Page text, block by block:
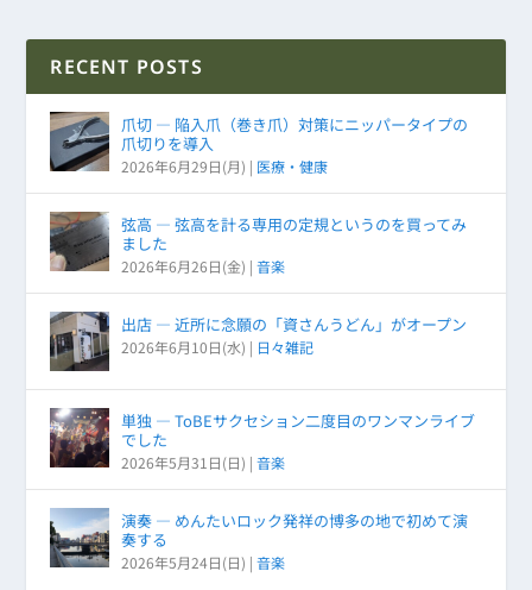
RECENT POSTS
爪切 ― 陥入爪（巻き爪）対策にニッパータイプの
爪切りを導入
2026年6月29日(月) | 医療・健康
弦高 ― 弦高を計る専用の定規というのを買ってみ
ました
2026年6月26日(金) |音楽
出店 ― 近所に念願の「資さんうどん」がオープン
2026年6月10日(水) | 日々雑記
単独 ― ToBEサクセション二度目のワンマンライブ
でした
2026年5月31日(日) |音楽
演奏 ― めんたいロック発祥の博多の地で初めて演
奏する
2026年5月24日(日) |音楽